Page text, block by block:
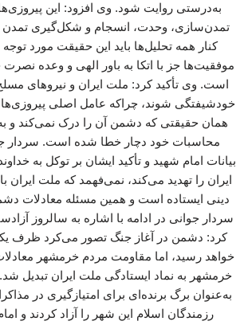
به‌درستی روایت شود. وی افزود: این
تمدن‌سازی، وحدت، انسجام و شکل‌گیری تمدن
کنار همه تحلیل‌ها باید این حقیقت مورد توجه
موفقیت‌ها جز با اتکا به باور الهی و وعده
است. وی تأکید کرد: ملت ایران و نیروهای مسلح
خودشیفتگی شوند، چراکه عامل اصلی
همان حقیقتی که دشمن آن را درک نمی‌کند و به
محاسبات خود دچار خطا شده است. سردار
بیانات امام شهید و تأکید ایشان بر توکل به
ایران را تهدید می‌کند، نمی‌فهمد که ملت ایران با
دینی ایستاده است و همین مسئله معادلات
سردار جوانی در ادامه با اشاره به سالروز
کرد: دشمن در آغاز جنگ تصور می‌کرد ظرف
خواهد رسید، اما مقاومت مردم خرمشهر
خرمشهر به نماد ایستادگی ملت ایران تبدیل
به‌عنوان برگ برنده‌ای برای امتیازگیری در
رزمندگان اسلام این شهر را آزاد کردند و